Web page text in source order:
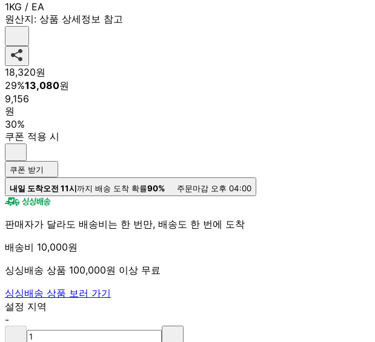
1KG / EA
원산지: 상품 상세정보 참고
18,320원
29%13,080원
9,156
원
30%
쿠폰 적용 시
쿠폰 받기
내일 도착오전 11시까지 배송 도착 확률90% 주문마감 오후 04:00
판매자가 달라도 배송비는 한 번만, 배송도 한 번에 도착
배송비 10,000원
싱싱배송 상품 100,000원 이상 무료
싱싱배송 상품 보러 가기
설정 지역
-